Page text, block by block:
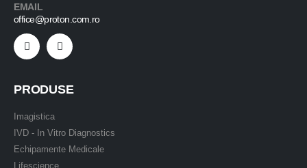
EMAIL
office@proton.com.ro
PRODUSE
Imagistica
IVD - In Vitro Diagnostics
Echipamente Medicale
Lifescience